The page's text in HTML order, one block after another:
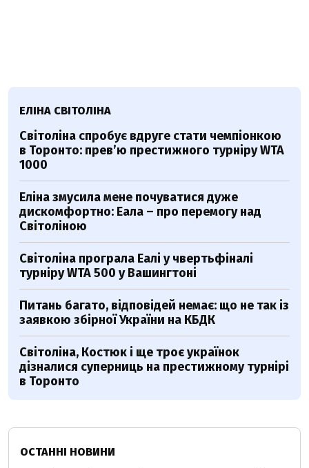
ЕЛІНА СВІТОЛІНА
Світоліна спробує вдруге стати чемпіонкою
в Торонто: прев’ю престижного турніру WTA
1000
Еліна змусила мене почуватися дуже
дискомфортно: Еала – про перемогу над
Світоліною
Світоліна програла Еалі у чвертьфіналі
турніру WTA 500 у Вашингтоні
Питань багато, відповідей немає: що не так із
заявкою збірної України на КБДК
Світоліна, Костюк і ще троє українок
дізналися суперниць на престижному турнірі
в Торонто
ОСТАННІ НОВИНИ